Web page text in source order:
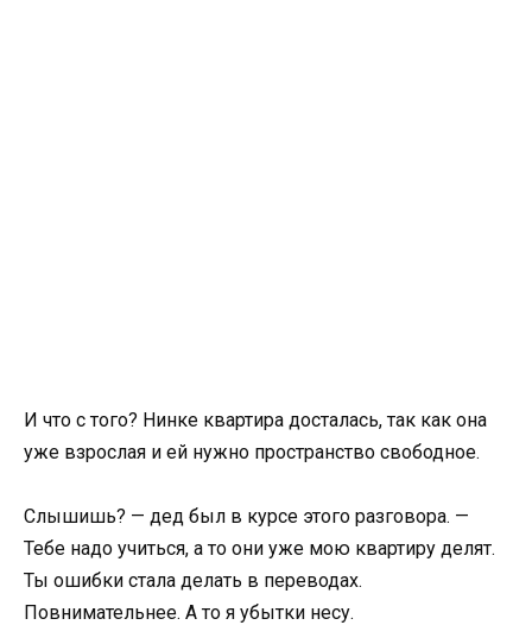
И что с того? Нинке квартира досталась, так как она
уже взрослая и ей нужно пространство свободное.
Слышишь? — дед был в курсе этого разговора. —
Тебе надо учиться, а то они уже мою квартиру делят.
Ты ошибки стала делать в переводах.
Повнимательнее. А то я убытки несу.